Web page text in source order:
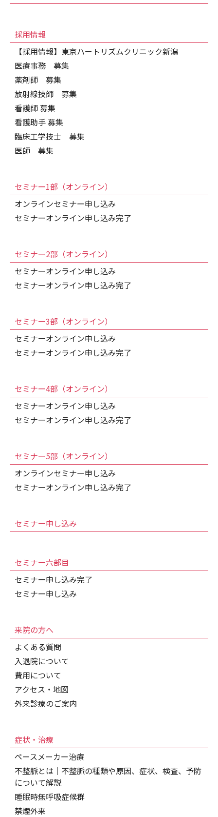
採用情報
【採用情報】東京ハートリズムクリニック新潟
医療事務 募集
薬剤師 募集
放射線技師 募集
看護師 募集
看護助手 募集
臨床工学技士 募集
医師 募集
セミナー1部（オンライン）
オンラインセミナー申し込み
セミナーオンライン申し込み完了
セミナー2部（オンライン）
セミナーオンライン申し込み
セミナーオンライン申し込み完了
セミナー3部（オンライン）
セミナーオンライン申し込み
セミナーオンライン申し込み完了
セミナー4部（オンライン）
セミナーオンライン申し込み
セミナーオンライン申し込み完了
セミナー5部（オンライン）
オンラインセミナー申し込み
セミナーオンライン申し込み完了
セミナー申し込み
セミナー六部目
セミナー申し込み完了
セミナー申し込み
来院の方へ
よくある質問
入退院について
費用について
アクセス・地図
外来診療のご案内
症状・治療
ペースメーカー治療
不整脈とは｜不整脈の種類や原因、症状、検査、予防
について解説
睡眠時無呼吸症候群
禁煙外来